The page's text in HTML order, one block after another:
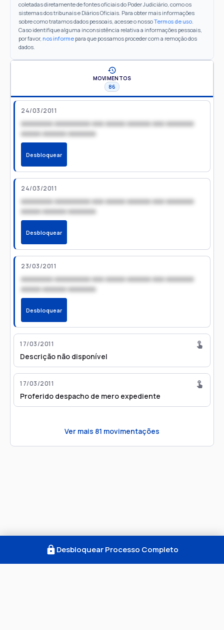
coletadas diretamente de fontes oficiais do Poder Judiciário, como os
sistemas dos tribunais e Diários Oficiais. Para obter mais informações
sobre como tratamos dados pessoais, acesse o nossoTermos de uso.
Caso identifique alguma inconsistência relativa a informações pessoais,
por favor, nos informe para que possamos proceder com a remoção dos
dados.
MOVIMENTOS
86
24/03/2011
xxxxxxxx xxxxxxxxx xxx xxxxx xxxxxx xxx xxxxxxx
xxxxx xxxxxx xxxxxxx
Desbloquear
24/03/2011
xxxxxxxx xxxxxxxxx xxx xxxxx xxxxxx xxx xxxxxxx
xxxxx xxxxxx xxxxxxx
Desbloquear
23/03/2011
xxxxxxxx xxxxxxxxx xxx xxxxx xxxxxx xxx xxxxxxx
xxxxx xxxxxx xxxxxxx
Desbloquear
17/03/2011
Descrição não disponível
17/03/2011
Proferido despacho de mero expediente
Ver mais 81 movimentações
Desbloquear Processo Completo